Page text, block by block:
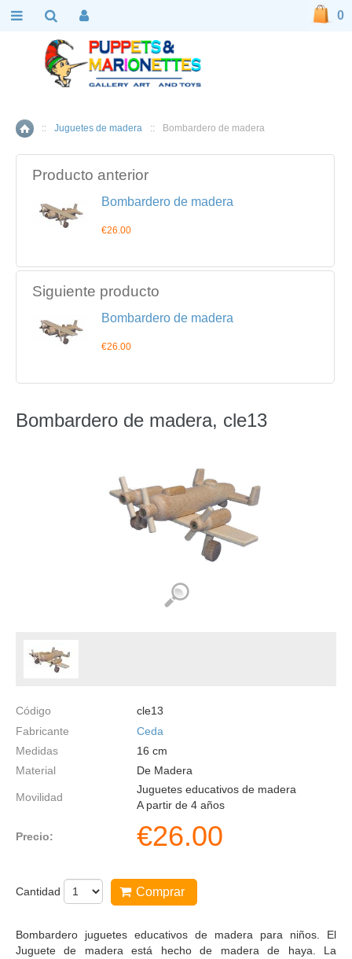
Inicio
:: Juguetes de madera :: Bombardero de madera
Producto anterior
Bombardero de madera
€26.00
Siguiente producto
Bombardero de madera
€26.00
Bombardero de madera, cle13
Código
cle13
Fabricante
Ceda
Medidas
16 cm
Material
De Madera
Movilidad
Juguetes educativos de madera
A partir de 4 años
Precio: €26.00
Cantidad Comprar
Bombardero juguetes educativos de madera para niños. El
Juguete de madera está hecho de madera de haya. La
0